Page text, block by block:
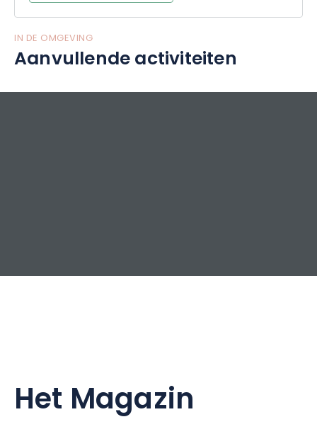
IN DE OMGEVING
Aanvullende activiteiten
Het Magazin